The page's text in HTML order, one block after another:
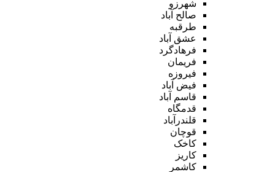
شهرزو
صالح آباد
طرقبه
عشق آباد
فرهادگرد
فریمان
فیروزه
فیض آباد
قاسم آباد
قدمگاه
قلندرآباد
قوچان
کاخک
کاریز
کاشمر